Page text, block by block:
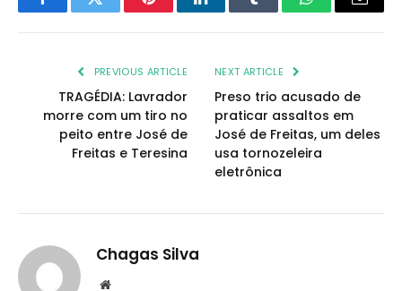
FacebookTwitter PinterestLinkedInTumblr WhatsAppEmail
PREVIOUS ARTICLE
TRAGÉDIA: Lavrador
morre com um tiro no
peito entre José de
Freitas e Teresina
NEXT ARTICLE
Preso trio acusado de
praticar assaltos em
José de Freitas, um deles
usa tornozeleira
eletrônica
Chagas Silva
Website